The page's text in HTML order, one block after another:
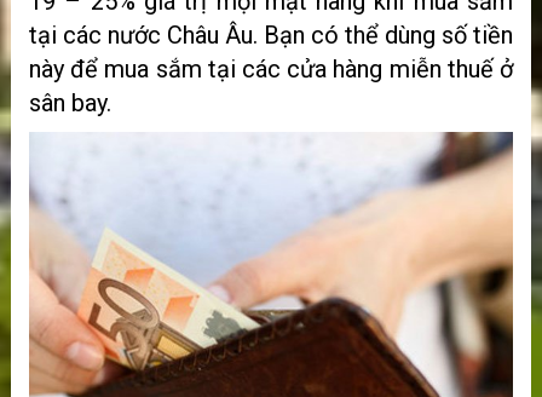
tại các nước Châu Âu. Bạn có thể dùng số tiền
này để mua sắm tại các cửa hàng miễn thuế ở
sân bay.